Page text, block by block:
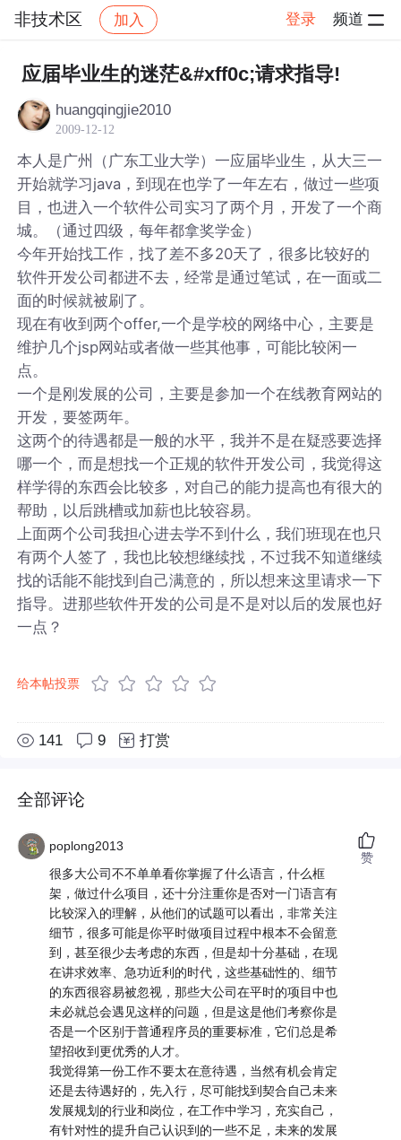
非技术区 加入 登录 频道
社区 非技术区 帖子详情
应届毕业生的迷茫&#xff0c;请求指导!
huangqingjie2010
2009-12-12
本人是广州（广东工业大学）一应届毕业生，从大三一
开始就学习java，到现在也学了一年左右，做过一些项
目，也进入一个软件公司实习了两个月，开发了一个商
城。（通过四级，每年都拿奖学金）
今年开始找工作，找了差不多20天了，很多比较好的
软件开发公司都进不去，经常是通过笔试，在一面或二
面的时候就被刷了。
现在有收到两个offer,一个是学校的网络中心，主要是
维护几个jsp网站或者做一些其他事，可能比较闲一
点。
一个是刚发展的公司，主要是参加一个在线教育网站的
开发，要签两年。
这两个的待遇都是一般的水平，我并不是在疑惑要选择
哪一个，而是想找一个正规的软件开发公司，我觉得这
样学得的东西会比较多，对自己的能力提高也有很大的
帮助，以后跳槽或加薪也比较容易。
上面两个公司我担心进去学不到什么，我们班现在也只
有两个人签了，我也比较想继续找，不过我不知道继续
找的话能不能找到自己满意的，所以想来这里请求一下
指导。进那些软件开发的公司是不是对以后的发展也好
一点？
给本帖投票
141 9 打赏
全部评论
poplong2013
很多大公司不不单单看你掌握了什么语言，什么框
架，做过什么项目，还十分注重你是否对一门语言有
比较深入的理解，从他们的试题可以看出，非常关注
细节，很多可能是你平时做项目过程中根本不会留意
到，甚至很少去考虑的东西，但是却十分基础，在现
在讲求效率、急功近利的时代，这些基础性的、细节
的东西很容易被忽视，那些大公司在平时的项目中也
未必就总会遇见这样的问题，但是这是他们考察你是
否是一个区别于普通程序员的重要标准，它们总是希
望招收到更优秀的人才。
我觉得第一份工作不要太在意待遇，当然有机会肯定
还是去待遇好的，先入行，尽可能找到契合自己未来
发展规划的行业和岗位，在工作中学习，充实自己，
有针对性的提升自己认识到的一些不足，未来的发展
赞